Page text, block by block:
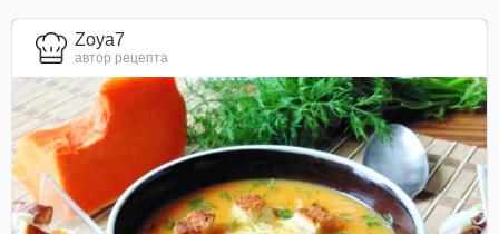
Zoya7
автор рецепта